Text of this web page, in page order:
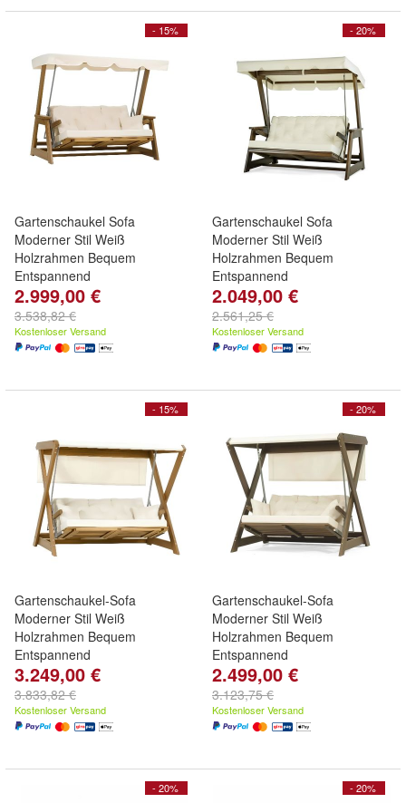
- 15%
Gartenschaukel Sofa
Moderner Stil Weiß
Holzrahmen Bequem
Entspannend
2.999,00 €
3.538,82 €
Kostenloser Versand
- 20%
Gartenschaukel Sofa
Moderner Stil Weiß
Holzrahmen Bequem
Entspannend
2.049,00 €
2.561,25 €
Kostenloser Versand
- 15%
Gartenschaukel-Sofa
Moderner Stil Weiß
Holzrahmen Bequem
Entspannend
3.249,00 €
3.833,82 €
Kostenloser Versand
- 20%
Gartenschaukel-Sofa
Moderner Stil Weiß
Holzrahmen Bequem
Entspannend
2.499,00 €
3.123,75 €
Kostenloser Versand
- 20% - 20%